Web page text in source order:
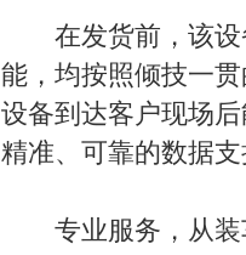
在发货前，该设
能，均按照倾技一
设备到达客户现场
精准、可靠的数据
专业服务，从装